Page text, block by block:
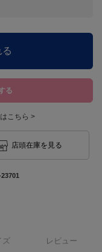
る
こちら >
店頭在庫を見る
ズ レビュー